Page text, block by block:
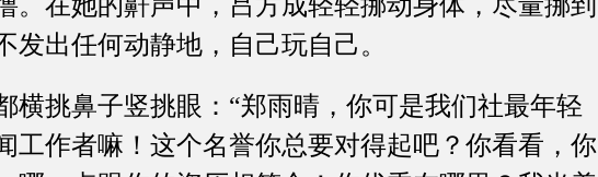
出任何动静地，自己玩自己。
挑鼻子竖挑眼：“郑雨晴，你可是我们社最年轻
工作者嘛！这个名誉你总要对得起吧？你看看，你